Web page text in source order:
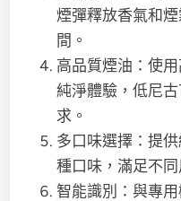
煙彈釋放香氣和
間。
高品質煙油：使
純淨體驗，低尼
求。
多口味選擇：提
種口味，滿足不
智能識別：與專